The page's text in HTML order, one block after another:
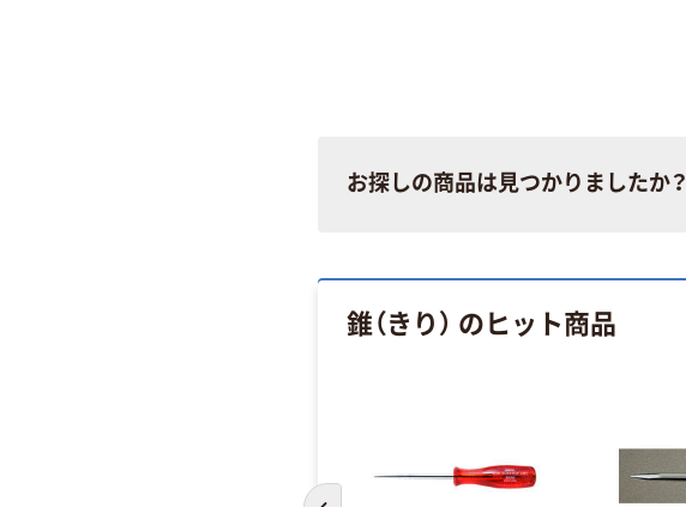
お探しの商品は見つかりましたか？
錐（きり） のヒット商品